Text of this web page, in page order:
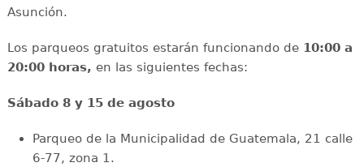
Asunción.
Los parqueos gratuitos estarán funcionando de 10:00 a
20:00 horas, en las siguientes fechas:
Sábado 8 y 15 de agosto
Parqueo de la Municipalidad de Guatemala, 21 calle
6-77, zona 1.